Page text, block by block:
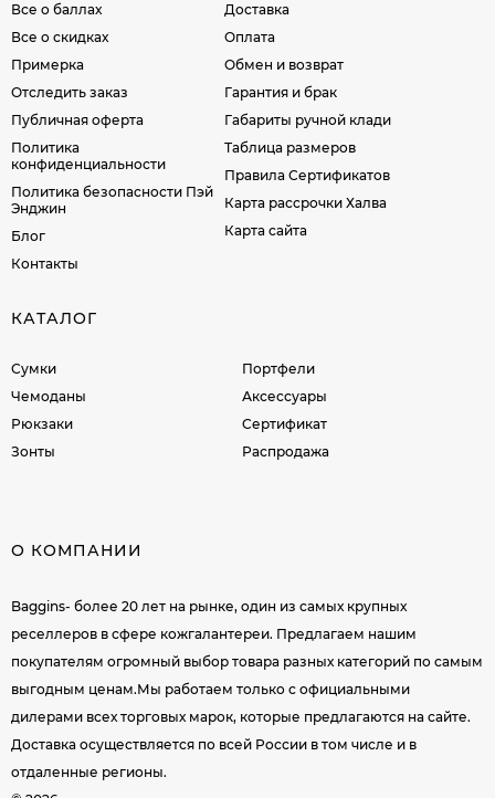
Все о баллах
Все о скидках
Примерка
Отследить заказ
Публичная оферта
Политика
конфиденциальности
Политика безопасности Пэй
Энджин
Блог
Контакты
Доставка
Оплата
Обмен и возврат
Гарантия и брак
Габариты ручной клади
Таблица размеров
Правила Сертификатов
Карта рассрочки Халва
Карта сайта
КАТАЛОГ
Сумки
Чемоданы
Рюкзаки
Зонты
Портфели
Аксессуары
Сертификат
Распродажа
О КОМПАНИИ
Baggins- более 20 лет на рынке, один из самых крупных
реселлеров в сфере кожгалантереи. Предлагаем нашим
покупателям огромный выбор товара разных категорий по самым
выгодным ценам.Мы работаем только с официальными
дилерами всех торговых марок, которые предлагаются на сайте.
Доставка осуществляется по всей России в том числе и в
отдаленные регионы.